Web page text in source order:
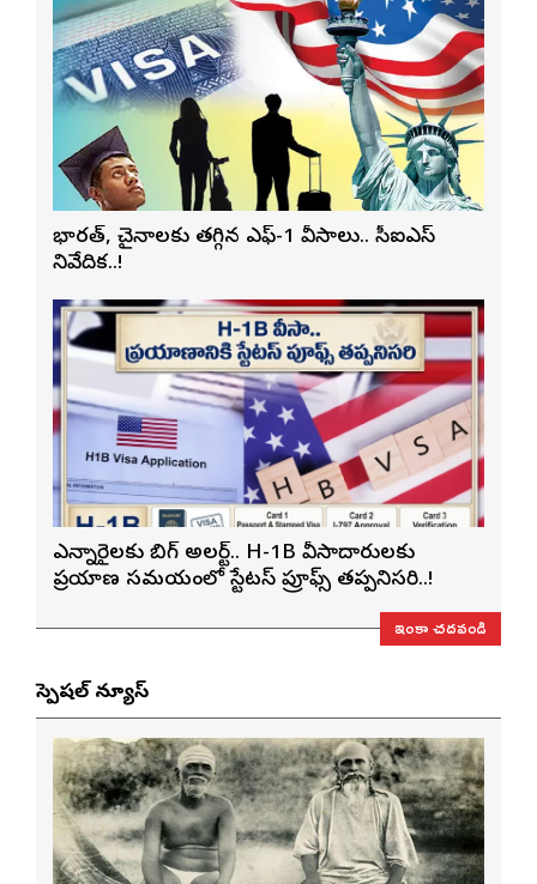
భారత్, చైనాలకు తగ్గిన ఎఫ్-1 వీసాలు.. సీఐఎస్
నివేదిక..!
ఎన్నారైలకు బిగ్ అలర్ట్.. H-1B వీసాదారులకు
ప్రయాణ సమయంలో స్టేటస్ ప్రూఫ్స్ తప్పనిసరి..!
ఇంకా చదవండి
స్పెషల్ న్యూస్